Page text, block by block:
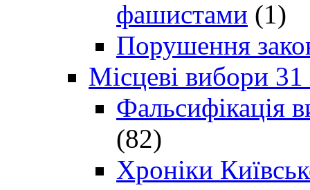
фашистами (1)
Порушення
Місцеві вибори
Фальсифікація
(82)
Хроніки